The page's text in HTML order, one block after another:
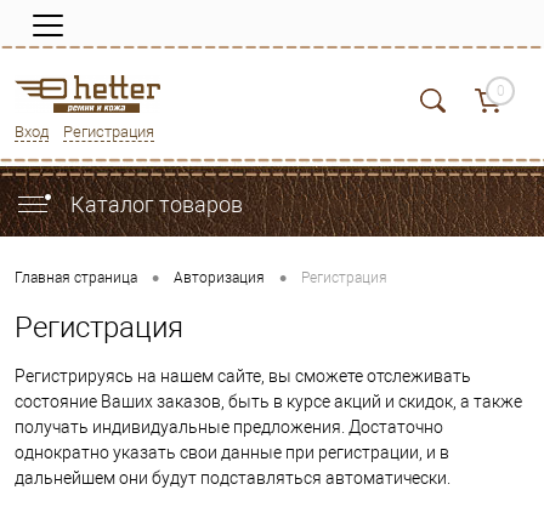
Вход Регистрация
0
Каталог товаров
Главная страница • Авторизация • Регистрация
Регистрация
Регистрируясь на нашем сайте, вы сможете отслеживать
состояние Ваших заказов, быть в курсе акций и скидок, а также
получать индивидуальные предложения. Достаточно
однократно указать свои данные при регистрации, и в
дальнейшем они будут подставляться автоматически.